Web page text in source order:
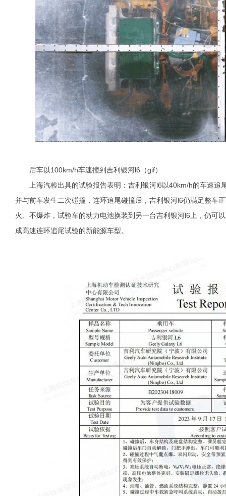
后车以100km/h车速撞到吉利银河l6（gif）
上海汽检出具的试验报告表明：吉利银河l6以40km/h的车速
并与前车发生二次碰撞，连环追尾碰撞后，吉利银河l6仍满足整车
火、不爆炸，试验车的动力电池换装到另一台吉利银河l6上，仍可
成高速连环追尾试验的新能源车型。